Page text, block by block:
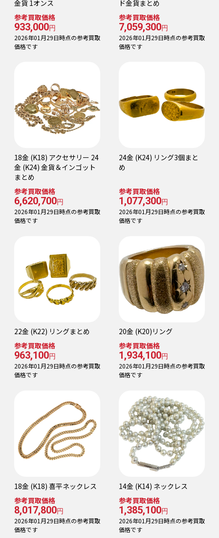
金貨 1オンス
参考買取価格
933,000円
2026年01月29日時点の参考買取
価格です
ド金貨まとめ
参考買取価格
7,059,300円
2026年01月29日時点の参考買取
価格です
18金 (K18) アクセサリー 24
金 (K24) 金貨＆インゴット
まとめ
参考買取価格
6,620,700円
2026年01月29日時点の参考買取
価格です
24金 (K24) リング3個まと
め
参考買取価格
1,077,300円
2026年01月29日時点の参考買取
価格です
22金 (K22) リングまとめ
参考買取価格
963,100円
2026年01月29日時点の参考買取
価格です
20金 (K20)リング
参考買取価格
1,934,100円
2026年01月29日時点の参考買取
価格です
18金 (K18) 喜平ネックレス
参考買取価格
8,017,800円
2026年01月29日時点の参考買取
価格です
14金 (K14) ネックレス
参考買取価格
1,385,100円
2026年01月29日時点の参考買取
価格です